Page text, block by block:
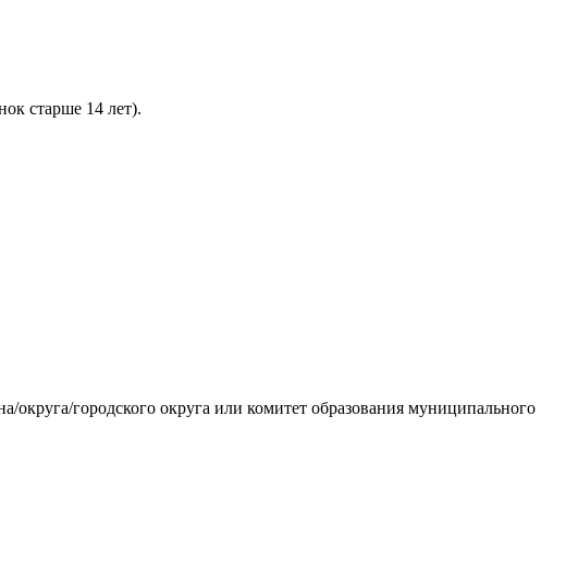
старше 14 лет).
городского округа или комитет образования муниципального